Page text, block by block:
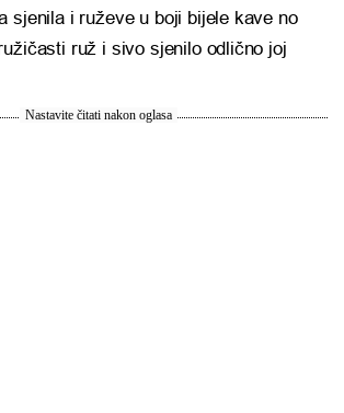
sjenila i ruževe u boji bijele kave no
ruž i sivo sjenilo odlično joj
Nastavite čitati nakon oglasa